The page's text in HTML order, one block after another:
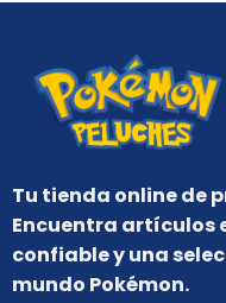
Tu tienda online de
Encuentra artículos
confiable y una
mundo Pokémon.